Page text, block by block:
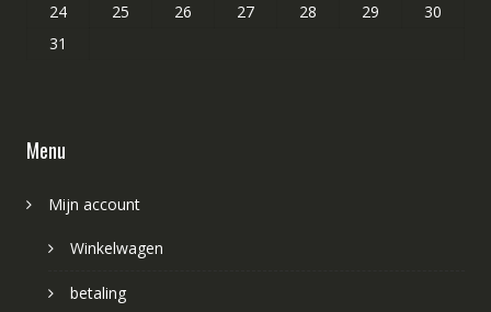
24
25 26 27 28 29
30
31
Menu
Mijn account
Winkelwagen
betaling